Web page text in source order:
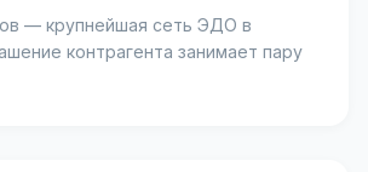
— крупнейшая сеть ЭДО в
контрагента занимает пару